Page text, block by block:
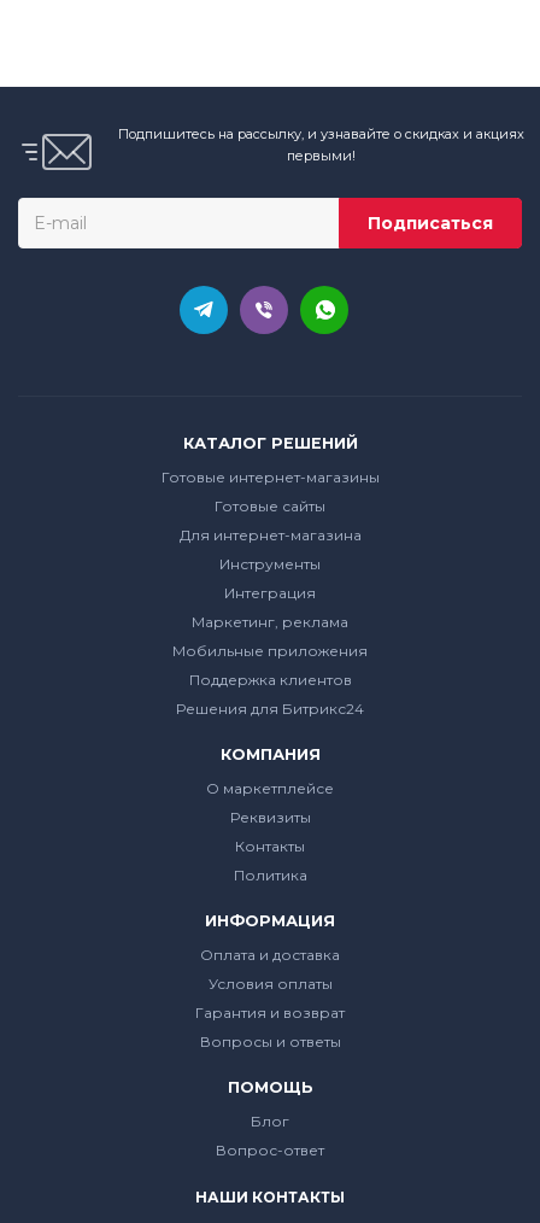
Подпишитесь на рассылку, и узнавайте о скидках и акциях
первыми!
КАТАЛОГ РЕШЕНИЙ
Готовые интернет-магазины
Готовые сайты
Для интернет-магазина
Инструменты
Интеграция
Маркетинг, реклама
Мобильные приложения
Поддержка клиентов
Решения для Битрикс24
КОМПАНИЯ
О маркетплейсе
Реквизиты
Контакты
Политика
ИНФОРМАЦИЯ
Оплата и доставка
Условия оплаты
Гарантия и возврат
Вопросы и ответы
ПОМОЩЬ
Блог
Вопрос-ответ
НАШИ КОНТАКТЫ